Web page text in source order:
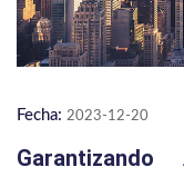
Fecha: 2023-12-20